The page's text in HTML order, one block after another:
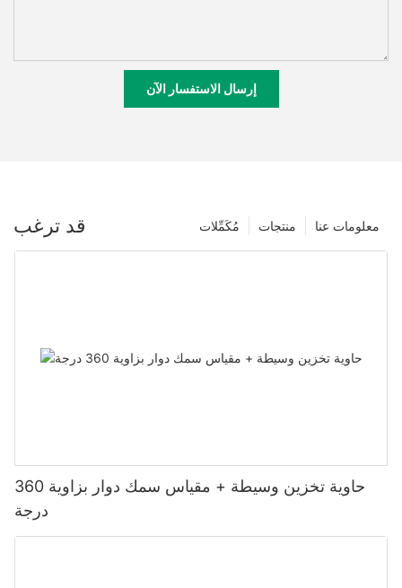
إرسال الاستفسار الآن
قد ترغب معلومات عنا منتجات مُكَمِّلات
حاوية تخزين وسيطة + مقياس سمك دوار بزاوية 360
درجة